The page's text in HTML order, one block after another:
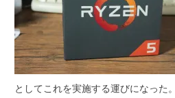
としてこれを実施する運びになった。